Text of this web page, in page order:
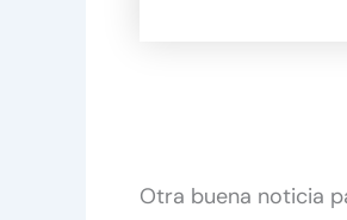
Otra buena noticia